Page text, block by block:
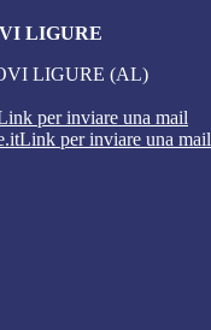
LIGURE
LIGURE (AL)
per inviare una mail
Link per inviare una mail